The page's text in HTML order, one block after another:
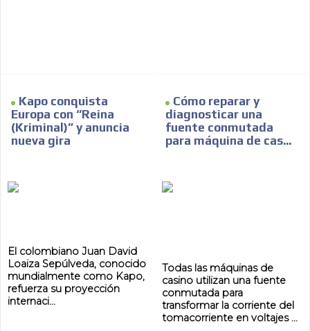
Kapo conquista
Europa con “Reina
(Kriminal)” y anuncia
nueva gira
El colombiano Juan David
Loaiza Sepúlveda, conocido
mundialmente como Kapo,
refuerza su proyección
internaci...
Cómo reparar y
diagnosticar una
fuente conmutada
para máquina de cas...
Todas las máquinas de
casino utilizan una fuente
conmutada para
transformar la corriente del
tomacorriente en voltajes ...